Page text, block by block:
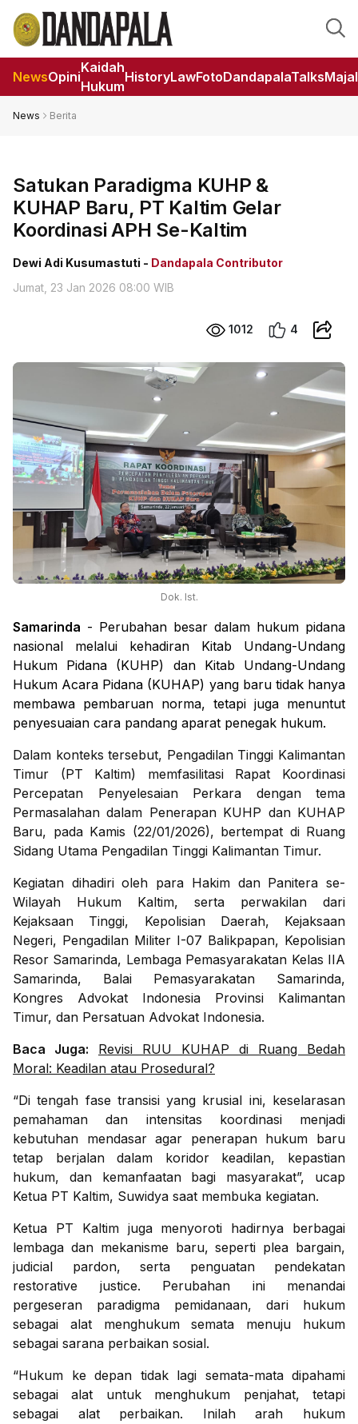
NewsOpini
Kaidah
Hukum
HistoryLawFotoDandapalaTalks
News Berita
Satukan Paradigma KUHP &
KUHAP Baru, PT Kaltim Gelar
Koordinasi APH Se-Kaltim
Dewi Adi Kusumastuti - Dandapala Contributor
Jumat, 23 Jan 2026 08:00 WIB
1012 4
Dok. Ist.
Samarinda - Perubahan besar dalam hukum pidana
nasional melalui kehadiran Kitab Undang-Undang
Hukum Pidana (KUHP) dan Kitab Undang-Undang
Hukum Acara Pidana (KUHAP) yang baru tidak hanya
membawa pembaruan norma, tetapi juga menuntut
penyesuaian cara pandang aparat penegak hukum.
Dalam konteks tersebut, Pengadilan Tinggi Kalimantan
Timur (PT Kaltim) memfasilitasi Rapat Koordinasi
Percepatan Penyelesaian Perkara dengan tema
Permasalahan dalam Penerapan KUHP dan KUHAP
Baru, pada Kamis (22/01/2026), bertempat di Ruang
Sidang Utama Pengadilan Tinggi Kalimantan Timur.
Kegiatan dihadiri oleh para Hakim dan Panitera se-
Wilayah Hukum Kaltim, serta perwakilan dari
Kejaksaan Tinggi, Kepolisian Daerah, Kejaksaan
Negeri, Pengadilan Militer I-07 Balikpapan, Kepolisian
Resor Samarinda, Lembaga Pemasyarakatan Kelas IIA
Samarinda, Balai Pemasyarakatan Samarinda,
Kongres Advokat Indonesia Provinsi Kalimantan
Timur, dan Persatuan Advokat Indonesia.
Baca Juga:
Revisi RUU KUHAP di Ruang Bedah
Moral: Keadilan atau Prosedural?
“Di tengah fase transisi yang krusial ini, keselarasan
pemahaman dan intensitas koordinasi menjadi
kebutuhan mendasar agar penerapan hukum baru
tetap berjalan dalam koridor keadilan, kepastian
hukum, dan kemanfaatan bagi masyarakat”, ucap
Ketua PT Kaltim, Suwidya saat membuka kegiatan.
Ketua PT Kaltim juga menyoroti hadirnya berbagai
lembaga dan mekanisme baru, seperti plea bargain,
judicial pardon, serta penguatan pendekatan
restorative justice. Perubahan ini menandai
pergeseran paradigma pemidanaan, dari hukum
sebagai alat menghukum semata menuju hukum
sebagai sarana perbaikan sosial.
“Hukum ke depan tidak lagi semata-mata dipahami
sebagai alat untuk menghukum penjahat, tetapi
sebagai alat perbaikan. Inilah arah hukum